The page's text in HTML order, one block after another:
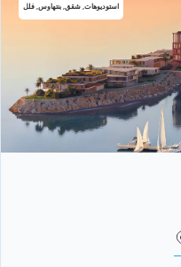
استوديوهات, شقق, بنتهاوس, فلل